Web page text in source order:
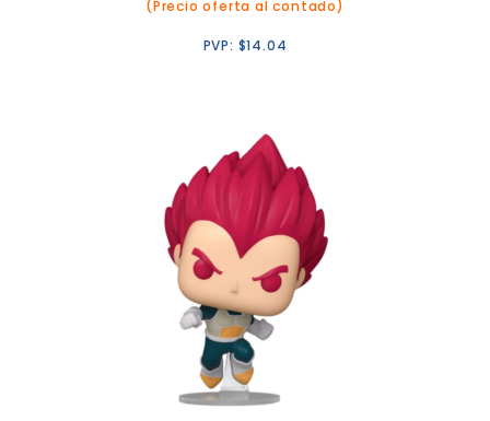
(Precio oferta al contado)
PVP: $14.04